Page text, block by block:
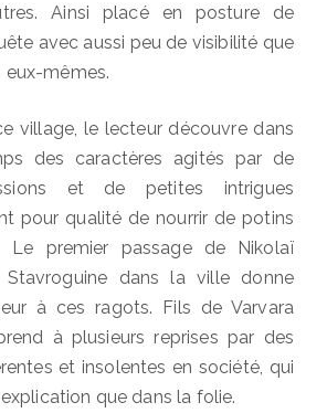
Ainsi placé en posture de
avec aussi peu de visibilité que
eux-mêmes.
village, le lecteur découvre dans
des caractères agités par de
et de petites intrigues
pour qualité de nourrir de potins
Le premier passage de Nikolaï
Stavroguine dans la ville donne
à ces ragots. Fils de Varvara
à plusieurs reprises par des
et insolentes en société, qui
que dans la folie.